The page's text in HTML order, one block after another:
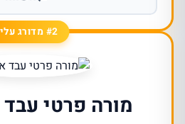
#2 מדורג עליון
מורה פרטי